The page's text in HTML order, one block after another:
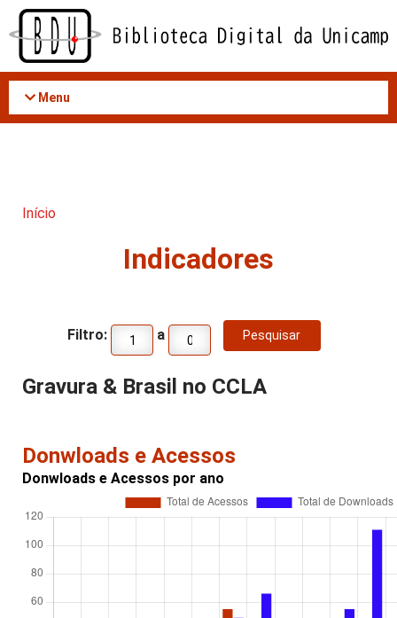
Acessar
conteúdo
Menu
Início
Indicadores
Filtro: a
Gravura & Brasil no CCLA
Donwloads e Acessos
Donwloads e Acessos por ano